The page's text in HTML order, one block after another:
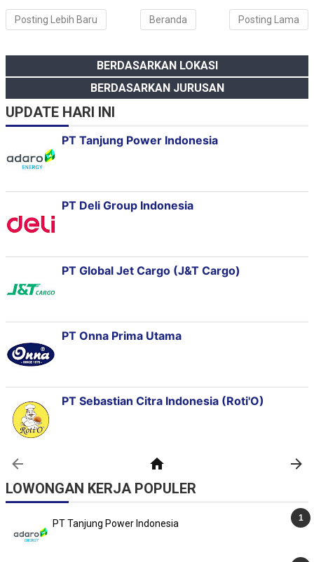
Posting Lebih Baru Posting Lama
Beranda
BERDASARKAN LOKASI
BERDASARKAN JURUSAN
UPDATE HARI INI
LOWONGAN KERJA POPULER
PT Tanjung Power Indonesia